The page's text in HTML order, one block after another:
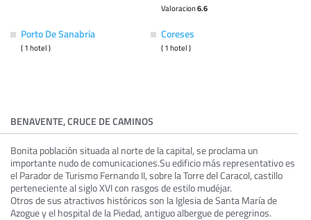
Valoracion6.6
Porto De Sanabria
( 1 hotel )
Coreses
( 1 hotel )
BENAVENTE, CRUCE DE CAMINOS
Bonita población situada al norte de la capital, se proclama un
importante nudo de comunicaciones.Su edificio más representativo es
el Parador de Turismo Fernando II, sobre la Torre del Caracol, castillo
perteneciente al siglo XVI con rasgos de estilo mudéjar.
Otros de sus atractivos históricos son la Iglesia de Santa María de
Azogue y el hospital de la Piedad, antiguo albergue de peregrinos.